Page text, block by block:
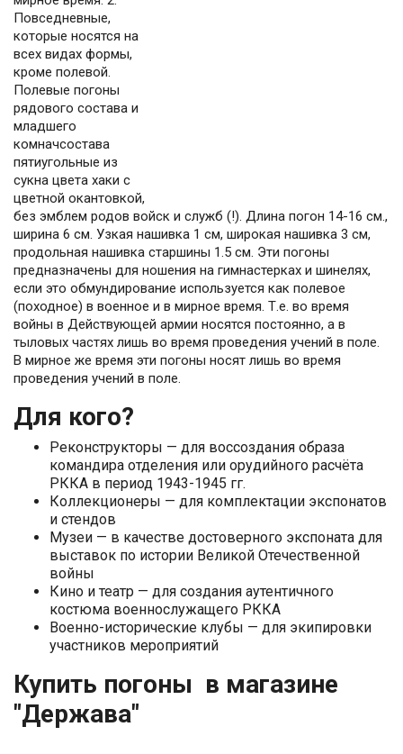
Повседневные,
которые носятся на
всех видах формы,
кроме полевой.
Полевые погоны
рядового состава и
младшего
комначсостава
пятиугольные из
сукна цвета хаки с
цветной окантовкой,
без эмблем родов войск и служб (!). Длина погон 14-16 см.,
ширина 6 см. Узкая нашивка 1 см, широкая нашивка 3 см,
продольная нашивка старшины 1.5 см. Эти погоны
предназначены для ношения на гимнастерках и шинелях,
если это обмундирование используется как полевое
(походное) в военное и в мирное время. Т.е. во время
войны в Действующей армии носятся постоянно, а в
тыловых частях лишь во время проведения учений в поле.
В мирное же время эти погоны носят лишь во время
проведения учений в поле.
Для кого?
Реконструкторы — для воссоздания образа
командира отделения или орудийного расчёта
РККА в период 1943-1945 гг.
Коллекционеры — для комплектации экспонатов
и стендов
Музеи — в качестве достоверного экспоната для
выставок по истории Великой Отечественной
войны
Кино и театр — для создания аутентичного
костюма военнослужащего РККА
Военно-исторические клубы — для экипировки
участников мероприятий
Купить погоны в магазине
"Держава"